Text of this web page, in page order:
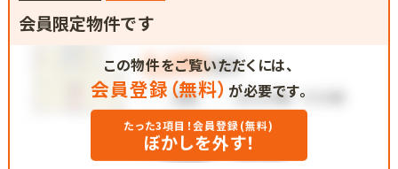
会員限定物件です
この物件をご覧いただくには、
会員登録（無料） が必要です。
たった3項目！会員登録(無料)
ぼかしを外す！